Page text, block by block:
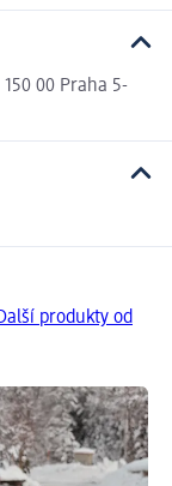
00 Praha 5-
produkty od